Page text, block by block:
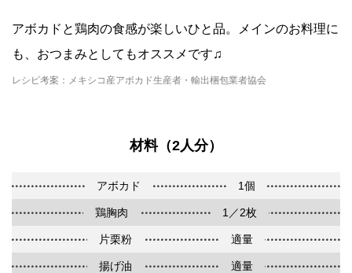
アボカドと鶏肉の食感が楽しいひと品。メインのお料理に
も、おつまみとしてもオススメです♫
レシピ考案：メキシコ産アボカド生産者・輸出梱包業者協会
材料（2人分）
アボカド 1個
鶏胸肉 1／2枚
片栗粉 適量
揚げ油 適量